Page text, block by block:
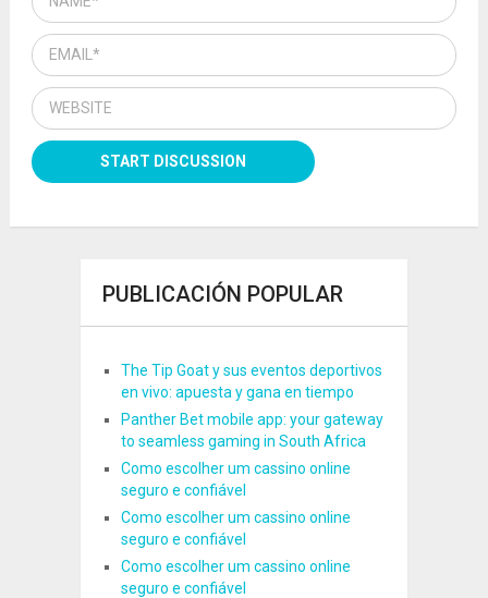
PUBLICACIÓN POPULAR
The Tip Goat y sus eventos deportivos
en vivo: apuesta y gana en tiempo
Panther Bet mobile app: your gateway
to seamless gaming in South Africa
Como escolher um cassino online
seguro e confiável
Como escolher um cassino online
seguro e confiável
Como escolher um cassino online
seguro e confiável